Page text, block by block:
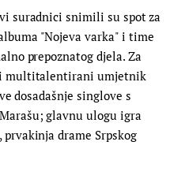
suradnici snimili su spot za
"Nojeva varka" i time
prepoznatog djela. Za
multitalentirani umjetnik
dosadašnje singlove s
glavnu ulogu igra
drame Srpskog